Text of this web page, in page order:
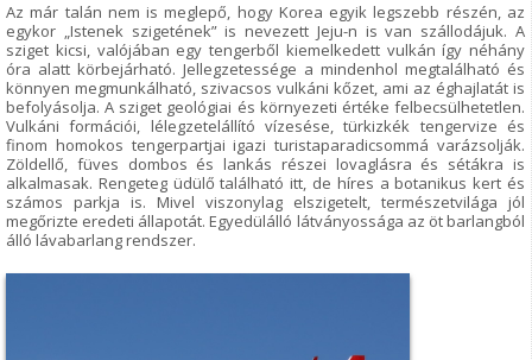
Az már talán nem is meglepő, hogy Korea egyik legszebb részén, az
egykor „Istenek szigetének” is nevezett Jeju-n is van szállodájuk. A
sziget kicsi, valójában egy tengerből kiemelkedett vulkán így néhány
óra alatt körbejárható. Jellegzetessége a mindenhol megtalálható és
könnyen megmunkálható, szivacsos vulkáni kőzet, ami az éghajlatát is
befolyásolja. A sziget geológiai és környezeti értéke felbecsülhetetlen.
Vulkáni formációi, lélegzetelállító vízesése, türkizkék tengervize és
finom homokos tengerpartjai igazi turistaparadicsommá varázsolják.
Zöldellő, füves dombos és lankás részei lovaglásra és sétákra is
alkalmasak. Rengeteg üdülő található itt, de híres a botanikus kert és
számos parkja is. Mivel viszonylag elszigetelt, természetvilága jól
megőrizte eredeti állapotát. Egyedülálló látványossága az öt barlangból
álló lávabarlang rendszer.